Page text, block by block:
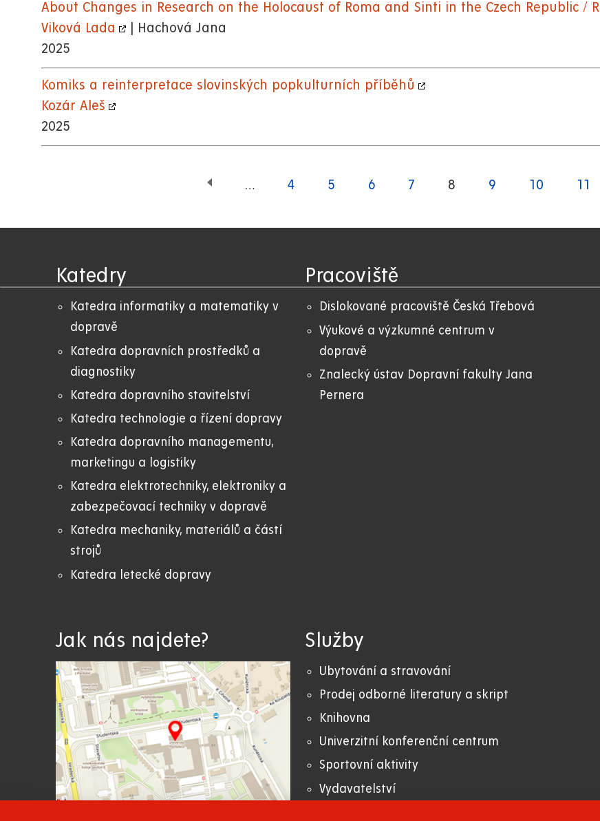
About Changes in Research on the Holocaust of Roma and Sinti in the Czech Republic /
Viková Lada
| Hachová Jana
2025
Komiks a reinterpretace slovinských popkulturních příběhů
Kozár Aleš
2025
… Page
4 Page
5 Page
6 Page
7
Aktuální
8 Page
9 Page
10 Page
11
Katedry
Katedra informatiky a matematiky v
dopravě
Katedra dopravních prostředků a
diagnostiky
Katedra dopravního stavitelství
Katedra technologie a řízení dopravy
Katedra dopravního managementu,
marketingu a logistiky
Katedra elektrotechniky, elektroniky a
zabezpečovací techniky v dopravě
Katedra mechaniky, materiálů a částí
strojů
Katedra letecké dopravy
Pracoviště
Dislokované pracoviště Česká Třebová
Výukové a výzkumné centrum v
dopravě
Znalecký ústav Dopravní fakulty Jana
Pernera
Jak nás najdete? Služby
Ubytování a stravování
Prodej odborné literatury a skript
Knihovna
Univerzitní konferenční centrum
Sportovní aktivity
Vydavatelství